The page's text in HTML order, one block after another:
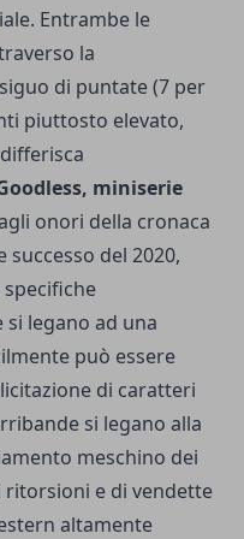
Entrambe le
la
di puntate (7 per
piuttosto elevato,
miniserie
onori della cronaca
del 2020,
legano ad una
può essere
di caratteri
si legano alla
meschino dei
e di vendette
altamente